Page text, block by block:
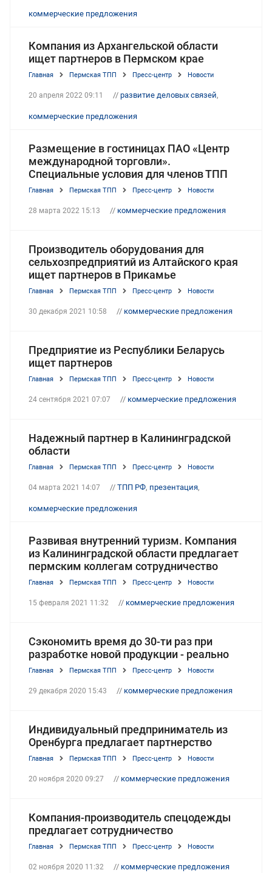
коммерческие предложения
Компания из Архангельской области
ищет партнеров в Пермском крае
Главная Пермская ТПП Пресс-центр Новости
20 апреля 2022 09:11 // развитие деловых связей,
коммерческие предложения
Размещение в гостиницах ПАО «Центр
международной торговли».
Специальные условия для членов ТПП
Главная Пермская ТПП Пресс-центр Новости
28 марта 2022 15:13 // коммерческие предложения
Производитель оборудования для
сельхозпредприятий из Алтайского края
ищет партнеров в Прикамье
Главная Пермская ТПП Пресс-центр Новости
30 декабря 2021 10:58 // коммерческие предложения
Предприятие из Республики Беларусь
ищет партнеров
Главная Пермская ТПП Пресс-центр Новости
24 сентября 2021 07:07 // коммерческие предложения
Надежный партнер в Калининградской
области
Главная Пермская ТПП Пресс-центр Новости
04 марта 2021 14:07 // ТПП РФ, презентация,
коммерческие предложения
Развивая внутренний туризм. Компания
из Калининградской области предлагает
пермским коллегам сотрудничество
Главная Пермская ТПП Пресс-центр Новости
15 февраля 2021 11:32 // коммерческие предложения
Сэкономить время до 30-ти раз при
разработке новой продукции - реально
Главная Пермская ТПП Пресс-центр Новости
29 декабря 2020 15:43 // коммерческие предложения
Индивидуальный предприниматель из
Оренбурга предлагает партнерство
Главная Пермская ТПП Пресс-центр Новости
20 ноября 2020 09:27 // коммерческие предложения
Компания-производитель спецодежды
предлагает сотрудничество
Главная Пермская ТПП Пресс-центр Новости
02 ноября 2020 11:32 // коммерческие предложения